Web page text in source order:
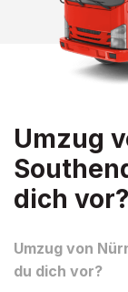
Umzug
dich vor?
Umzug von
du dich vor?